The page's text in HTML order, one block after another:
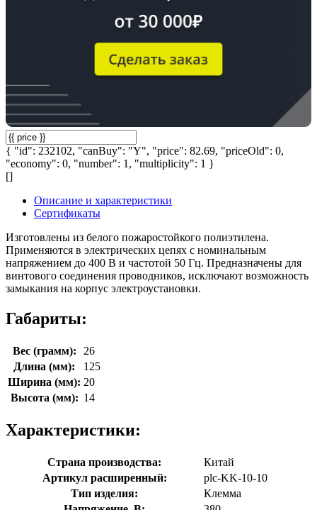
{ "id": 232102, "canBuy": "Y", "price": 82.69, "priceOld": 0,
"economy": 0, "number": 1, "multiplicity": 1 }
[]
Описание и характеристики
Сертификаты
Изготовлены из белого пожаростойкого полиэтилена.
Применяются в электрических цепях с номинальным
напряжением до 400 В и частотой 50 Гц. Предназначены для
винтового соединения проводников, исключают возможность
замыкания на корпус электроустановки.
Габариты:
Вес (грамм):
26
Длина (мм):
125
Ширина (мм): 20
Высота (мм): 14
Характеристики:
Страна производства:
Китай
Артикул расширенный:
plc-KK-10-10
Тип изделия:
Клемма